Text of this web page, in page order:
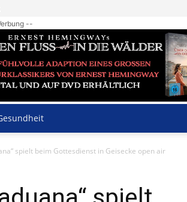
--
spielt beim Gottesdienst in Geisecke open air